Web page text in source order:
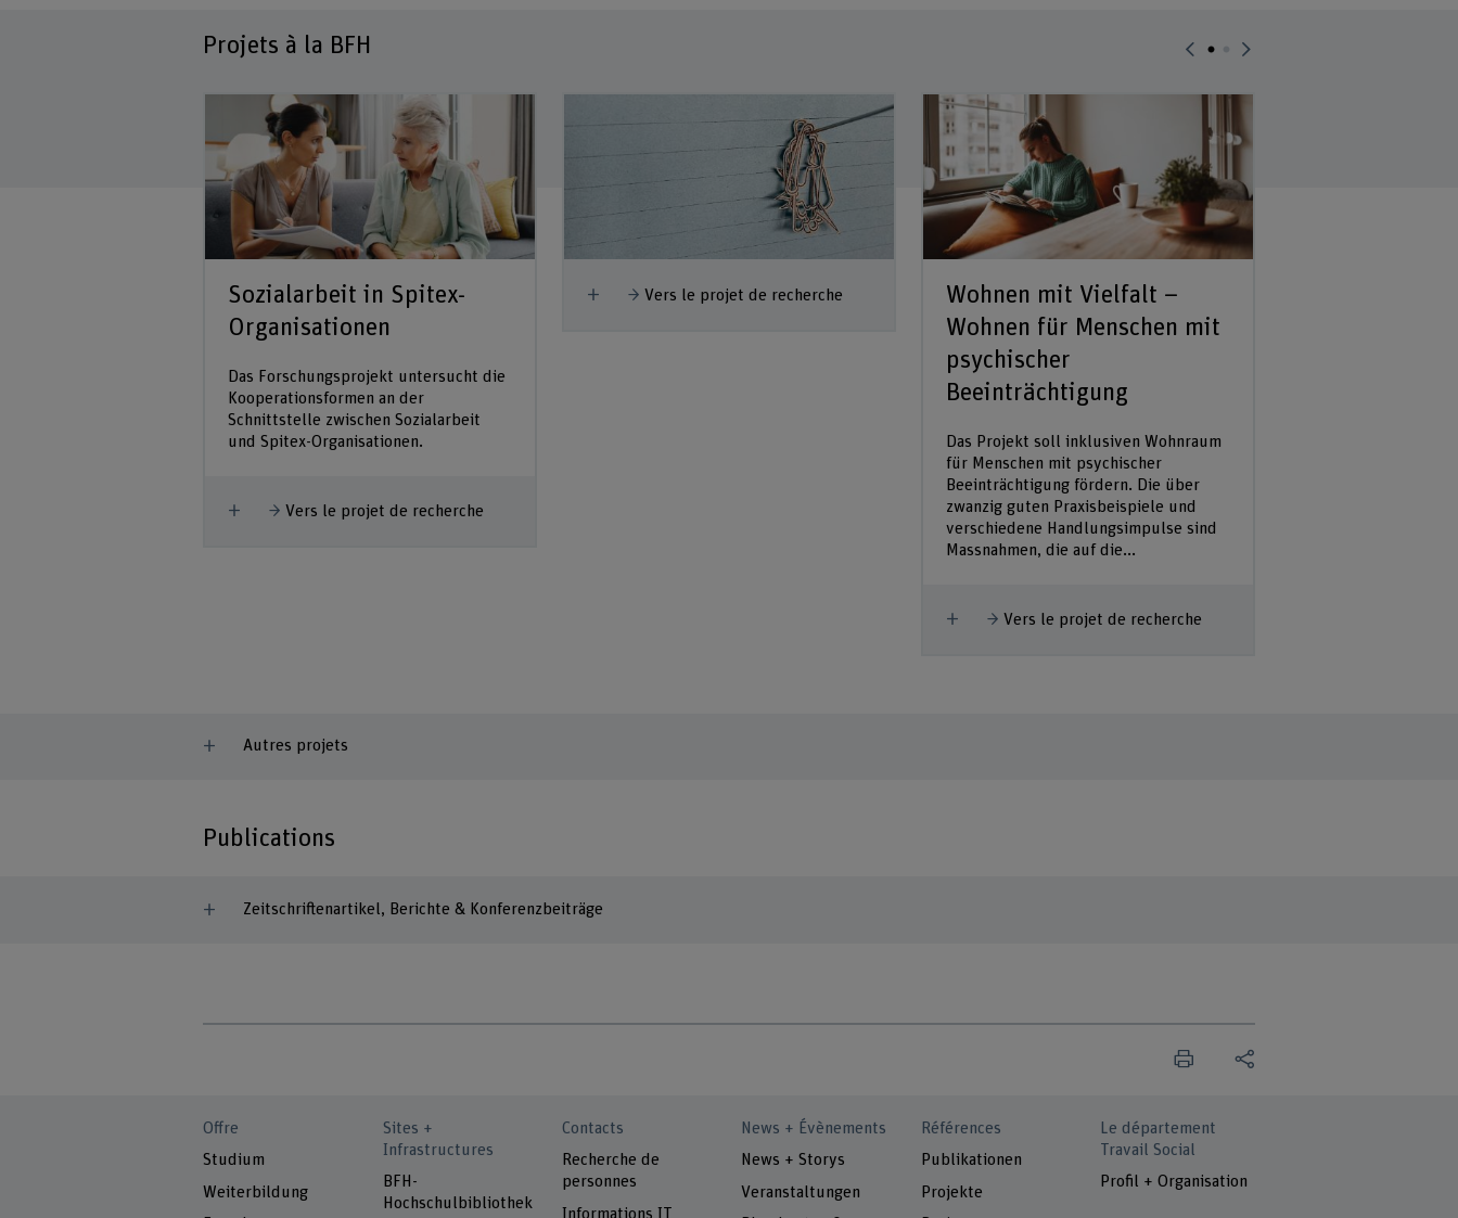
Projets à la BFH
Sozialarbeit in Spitex-
Organisationen
Das Forschungsprojekt untersucht die
Kooperationsformen an der
Schnittstelle zwischen Sozialarbeit
und Spitex-Organisationen.
Afficher plus
Vers le projet de recherche
Afficher plus
Vers le projet de recherche
Wohnen mit Vielfalt –
Wohnen für Menschen mit
psychischer
Beeinträchtigung
​Das Projekt soll inklusiven Wohnraum
für Menschen mit psychischer
Beeinträchtigung fördern. Die über
zwanzig guten Praxisbeispiele und
verschiedene Handlungsimpulse sind
Massnahmen, die auf die...
Afficher plus
Vers le projet de recherche
Autres projets
Publications
Zeitschriftenartikel, Berichte & Konferenzbeiträge
Offre
Studium
Weiterbildung
Sites +
Infrastructures
BFH-
Hochschulbibliothek
Contacts
Recherche de
personnes
Informations IT
News + Évènements
News + Storys
Veranstaltungen
Références
Publikationen
Projekte
Le département
Travail Social
Profil + Organisation